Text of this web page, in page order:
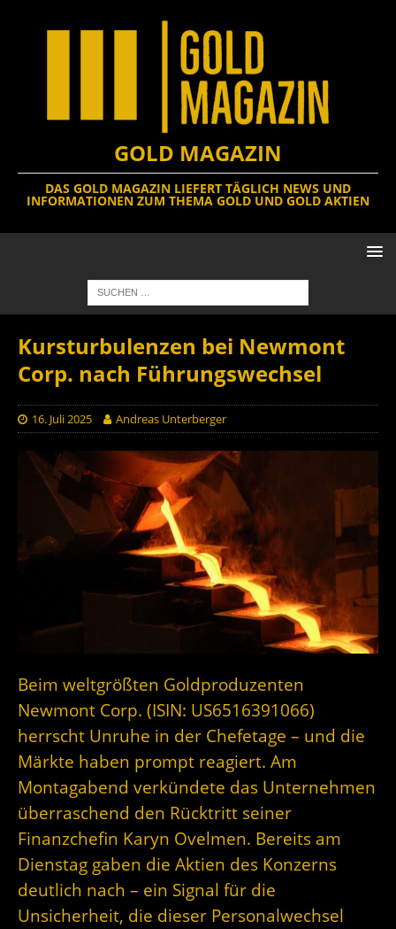
GOLD MAGAZIN
DAS GOLD MAGAZIN LIEFERT TÄGLICH NEWS UND
INFORMATIONEN ZUM THEMA GOLD UND GOLD AKTIEN
Kursturbulenzen bei Newmont
Corp. nach Führungswechsel
16. Juli 2025 Andreas Unterberger
Beim weltgrößten Goldproduzenten
Newmont Corp. (ISIN: US6516391066)
herrscht Unruhe in der Chefetage – und die
Märkte haben prompt reagiert. Am
Montagabend verkündete das Unternehmen
überraschend den Rücktritt seiner
Finanzchefin Karyn Ovelmen. Bereits am
Dienstag gaben die Aktien des Konzerns
deutlich nach – ein Signal für die
Unsicherheit, die dieser Personalwechsel